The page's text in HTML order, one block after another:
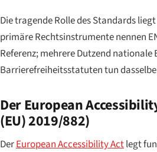
Die tragende Rolle des Standards
primäre Rechtsinstrumente nennen
Referenz; mehrere Dutzend nationale
Barrierefreiheitsstatuten tun
Der European
(EU) 2019/882)
DerEuropean Accessibility Actlegt